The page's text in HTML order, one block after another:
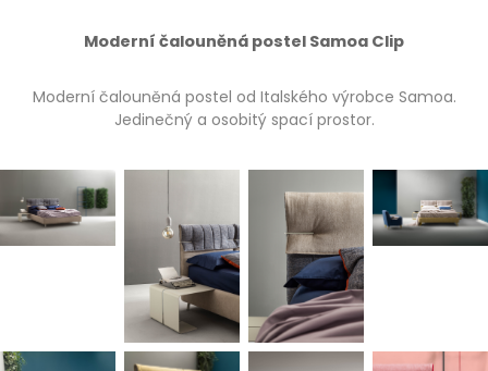
Moderní čalouněná postel Samoa Clip
Moderní čalouněná postel od Italského výrobce Samoa.
Jedinečný a osobitý spací prostor.